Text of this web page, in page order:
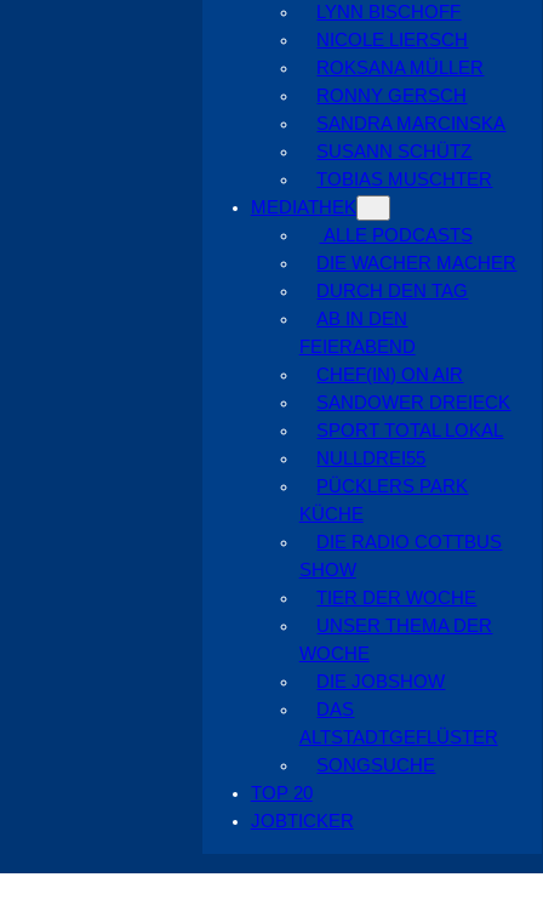
LYNN BISCHOFF
NICOLE LIERSCH
ROKSANA MÜLLER
RONNY GERSCH
SANDRA MARCINSKA
SUSANN SCHÜTZ
TOBIAS MUSCHTER
MEDIATHEK
ALLE PODCASTS
DIE WACHER MACHER
DURCH DEN TAG
AB IN DEN
FEIERABEND
CHEF(IN) ON AIR
SANDOWER DREIECK
SPORT TOTAL LOKAL
NULLDREI55
PÜCKLERS PARK
KÜCHE
DIE RADIO COTTBUS
SHOW
TIER DER WOCHE
UNSER THEMA DER
WOCHE
DIE JOBSHOW
DAS
ALTSTADTGEFLÜSTER
SONGSUCHE
TOP 20
JOBTICKER